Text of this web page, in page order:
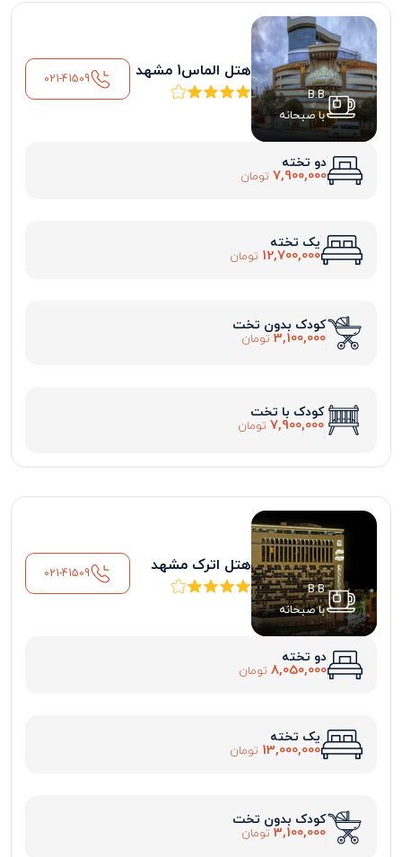
B.B
با صبحانه
هتل الماس1 مشهد 021-41509
دو تخته
7,900,000 تومان
یک تخته
12,700,000 تومان
کودک بدون تخت
3,100,000 تومان
کودک با تخت
7,900,000 تومان
B.B
با صبحانه
هتل اترک مشهد 021-41509
دو تخته
8,050,000 تومان
یک تخته
13,000,000 تومان
کودک بدون تخت
3,100,000 تومان